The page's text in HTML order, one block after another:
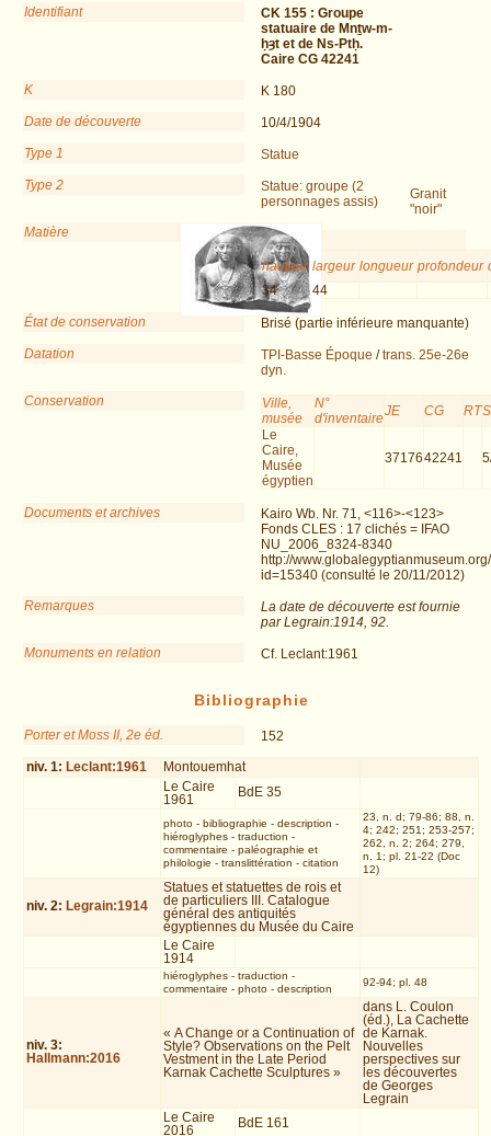
Identifiant CK 155 : Groupe
statuaire de Mnṯw-m-
ḥȝt et de Ns-Ptḥ.
Caire CG 42241
K
K 180
Date de découverte
10/4/1904
Type 1
Statue
Type 2
Statue: groupe (2
personnages assis)
Matière
Granit
"noir"
Dimensions
hauteur largeur longueur profondeur
34
44
État de conservation
Brisé (partie inférieure manquante)
Datation
TPI-Basse Époque /trans. 25e-26e
dyn.
Conservation
Ville,
musée
N°
d'inventaireJE CG RT
Le
Caire,
Musée
égyptien
3717642241
Documents et archives
Kairo Wb. Nr. 71, <116>-<123>
Fonds CLES : 17 clichés = IFAO
NU_2006_8324-8340
http://
id=15340 (consulté le 20/11/2012)
Remarques
La date de découverte est fournie
par Legrain:1914, 92.
Monuments en relation
Cf. Leclant:1961
Bibliographie
Porter et Moss II, 2e éd.
152
niv. 1: Leclant:1961
Montouemhat
Le Caire
1961
BdE 35
photo- bibliographie - description -
hiéroglyphes- traduction -
commentaire - paléographie et
philologie - translittération - citation
23, n. d; 79-86; 88, n.
4; 242; 251; 253-257;
262, n. 2; 264; 279,
n. 1; pl. 21-22 (Doc
12)
niv. 2: Legrain:1914
Statues et statuettes de rois et
de particuliers III. Catalogue
général des antiquités
égyptiennes du Musée du Caire
Le Caire
1914
hiéroglyphes- traduction -
commentaire - photo- description
92-94; pl. 48
niv. 3:
Hallmann:2016
« A Change or a Continuation of
Style? Observations on the Pelt
Vestment in the Late Period
Karnak Cachette Sculptures »
dans L. Coulon
(éd.), La Cachette
de Karnak.
Nouvelles
perspectives sur
les découvertes
de Georges
Legrain
Le Caire
2016
BdE 161